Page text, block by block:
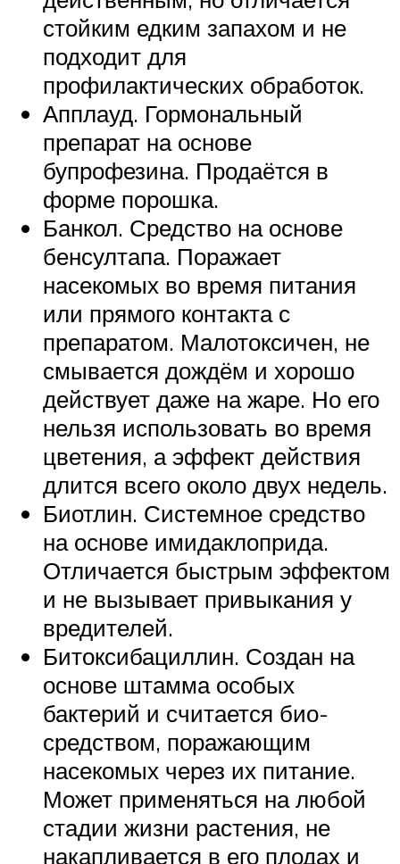
стойким едким запахом и не
подходит для
профилактических обработок.
Апплауд. Гормональный
препарат на основе
бупрофезина. Продаётся в
форме порошка.
Банкол. Средство на основе
бенсултапа. Поражает
насекомых во время питания
или прямого контакта с
препаратом. Малотоксичен, не
смывается дождём и хорошо
действует даже на жаре. Но его
нельзя использовать во время
цветения, а эффект действия
длится всего около двух недель.
Биотлин. Системное средство
на основе имидаклоприда.
Отличается быстрым эффектом
и не вызывает привыкания у
вредителей.
Битоксибациллин. Создан на
основе штамма особых
бактерий и считается био-
средством, поражающим
насекомых через их питание.
Может применяться на любой
стадии жизни растения, не
накапливается в его плодах и